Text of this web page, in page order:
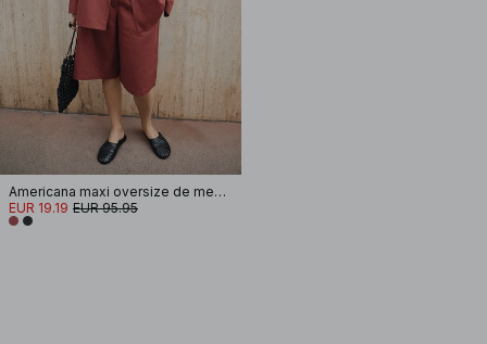
Americana maxi oversize de mezcla de lino
EUR 19.19 EUR 95.95